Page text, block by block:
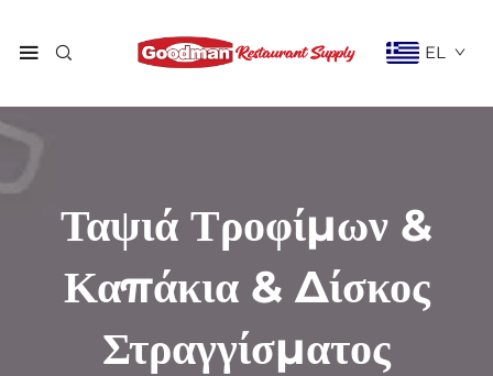
EL
Ταψιά Τροφίμων &
Καπάκια & Δίσκος
Στραγγίσματος